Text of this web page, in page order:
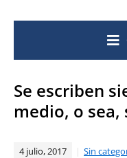
Se escriben
medio, o
4 julio, 2017 Sin